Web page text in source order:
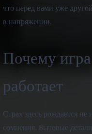
что перед вами уже
в напряжении.
Почему
работает
Страх здесь рождается не
сомнения. Бытовые